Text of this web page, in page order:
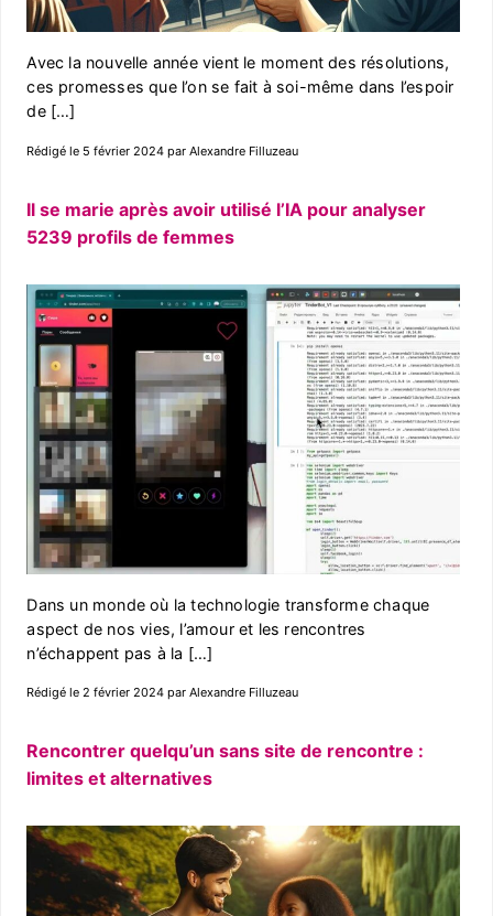
Avec la nouvelle année vient le moment des résolutions,
ces promesses que l’on se fait à soi-même dans l’espoir
de […]
Rédigé le 5 février 2024 par Alexandre Filluzeau
Il se marie après avoir utilisé l’IA pour analyser
5239 profils de femmes
Dans un monde où la technologie transforme chaque
aspect de nos vies, l’amour et les rencontres
n’échappent pas à la […]
Rédigé le 2 février 2024 par Alexandre Filluzeau
Rencontrer quelqu’un sans site de rencontre :
limites et alternatives